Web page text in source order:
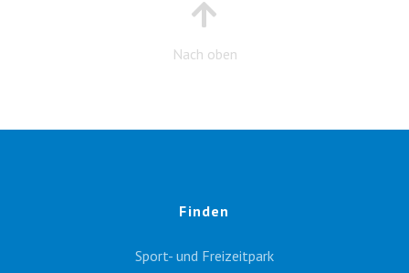
Nach oben
Finden
Sport- und Freizeitpark